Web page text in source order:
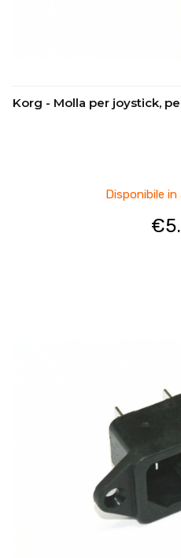
Korg - Molla per joystick,
Disponibile
€